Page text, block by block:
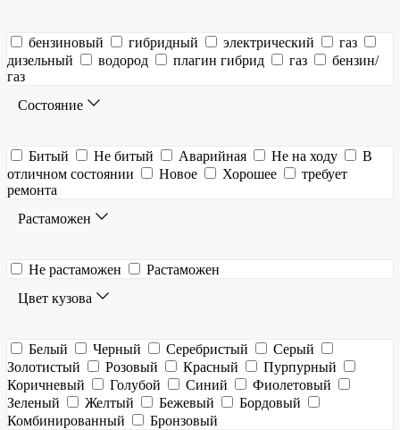
бензиновый гибридный электрический
газ
дизельный
водород плагин гибрид газ
бензин/
газ
Состояние
Битый Не битый Аварийная Не на ходу
В
отличном состоянии
Новое Хорошее
требует
ремонта
Растаможен
Не растаможен
Растаможен
Цвет кузова
Белый Черный Серебристый
Серый
Золотистый
Розовый Красный
Пурпурный
Коричневый
Голубой Синий
Фиолетовый
Зеленый
Желтый Бежевый
Бордовый
Комбинированный
Бронзовый